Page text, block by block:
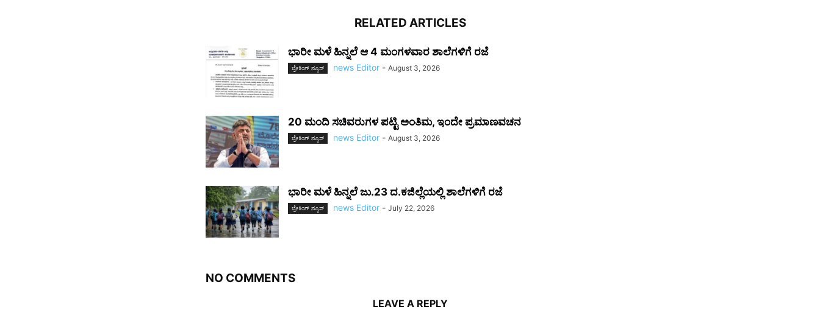
RELATED ARTICLES
ಭಾರೀ ಮಳೆ ಹಿನ್ನಲೆ‌ ಆ 4 ಮಂಗಳವಾರ ಶಾಲೆಗಳಿಗೆ ರಜೆ
ಬ್ರೇಕಿಂಗ್‌ ನ್ಯೂಸ್ news Editor - August 3, 2026
20 ಮಂದಿ ಸಚಿವರುಗಳ ಪಟ್ಟಿ ಅಂತಿಮ, ಇಂದೇ ಪ್ರಮಾಣವಚನ
ಬ್ರೇಕಿಂಗ್‌ ನ್ಯೂಸ್ news Editor - August 3, 2026
ಭಾರೀ ಮಳೆ ಹಿನ್ನಲೆ ಜು.23 ದ.ಕ‌ಜಿಲ್ಲೆಯಲ್ಲಿ ಶಾಲೆಗಳಿಗೆ ರಜೆ
ಬ್ರೇಕಿಂಗ್‌ ನ್ಯೂಸ್ news Editor - July 22, 2026
NO COMMENTS
LEAVE A REPLY